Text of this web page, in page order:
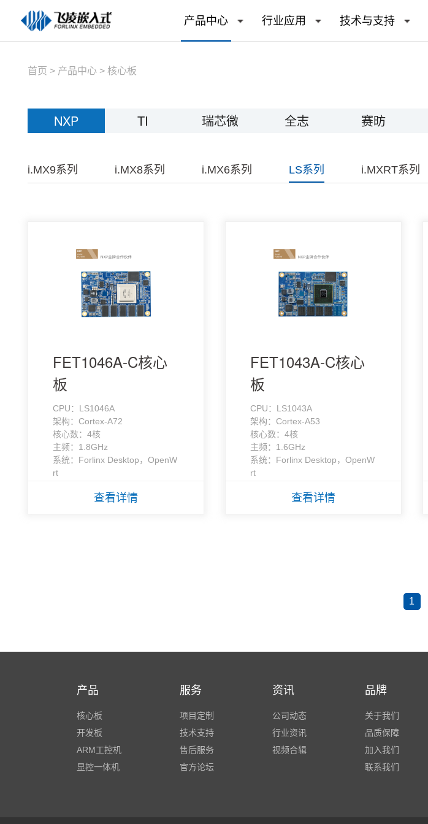
产品中心 行业应用 技术与支持
首页 > 产品中心 >核心板
NXP TI 瑞芯微 全志 赛昉
i.MX9系列 i.MX8系列 i.MX6系列 LS系列 i.MXRT系列
FET1046A-C核心
板
CPU：LS1046A
架构：Cortex-A72
核心数：4核
主频：1.8GHz
系统：Forlinx Desktop，OpenW
rt
查看详情
FET1043A-C核心
板
CPU：LS1043A
架构：Cortex-A53
核心数：4核
主频：1.6GHz
系统：Forlinx Desktop，OpenW
rt
查看详情
1
产品
核心板
开发板
ARM工控机
显控一体机
服务
项目定制
技术支持
售后服务
官方论坛
资讯
公司动态
行业资讯
视频合辑
品牌
关于我们
品质保障
加入我们
联系我们